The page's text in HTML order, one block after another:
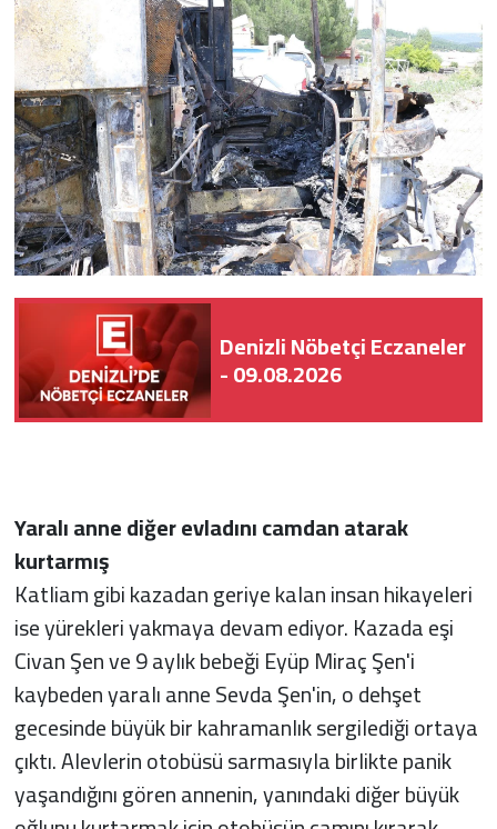
Denizli Nöbetçi Eczaneler
- 09.08.2026
Yaralı anne diğer evladını camdan atarak
kurtarmış
Katliam gibi kazadan geriye kalan insan hikayeleri
ise yürekleri yakmaya devam ediyor. Kazada eşi
Civan Şen ve 9 aylık bebeği Eyüp Miraç Şen'i
kaybeden yaralı anne Sevda Şen'in, o dehşet
gecesinde büyük bir kahramanlık sergilediği ortaya
çıktı. Alevlerin otobüsü sarmasıyla birlikte panik
yaşandığını gören annenin, yanındaki diğer büyük